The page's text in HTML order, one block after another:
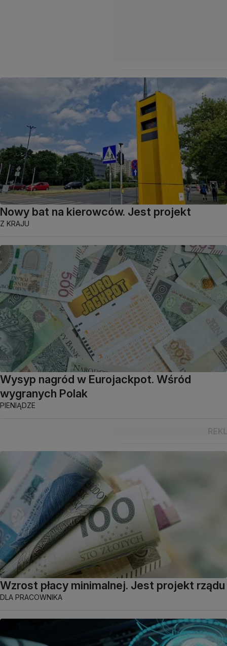
Nowy bat na kierowców. Jest projekt
Z KRAJU
Wysyp nagród w Eurojackpot. Wśród
wygranych Polak
PIENIĄDZE
Wzrost płacy minimalnej. Jest projekt rządu
DLA PRACOWNIKA